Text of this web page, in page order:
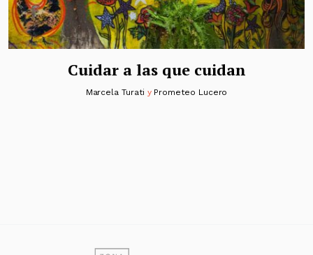
Cuidar a las que cuidan
Marcela Turati y Prometeo Lucero